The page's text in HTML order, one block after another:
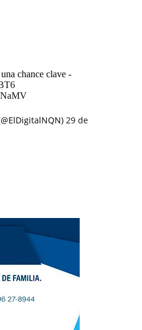
chance clave -
29 de